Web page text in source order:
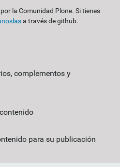
la Comunidad Plone. Si tienes
a través de github.
complementos y
para su publicación